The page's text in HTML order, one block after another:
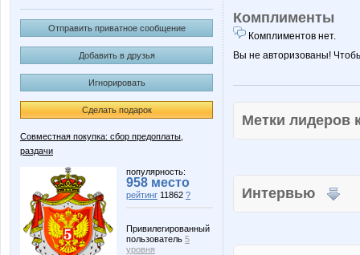
Отправить приватное сообщение
Добавить в друзья
Игнорировать
Сделать подарок
Совместная покупка: сбор предоплаты,
раздачи
популярность:
958 место
рейтинг 11862 ?
Привилегированный
пользователь 5
уровня
Комплименты
Комплиментов нет.
Вы не авторизованы!
Метки
Интервью